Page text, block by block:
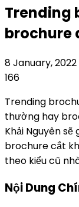
Trending
brochure
8 January, 2022
166
Trending
thường hay
Khải Nguyên
brochure cắt
theo kiểu cũ
Nội Dung